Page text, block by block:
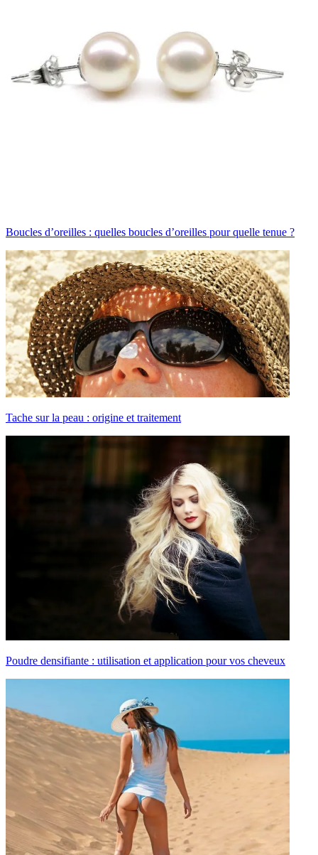
Boucles d’oreilles : quelles boucles d’oreilles pour quelle tenue ?
Tache sur la peau : origine et traitement
Poudre densifiante : utilisation et application pour vos cheveux